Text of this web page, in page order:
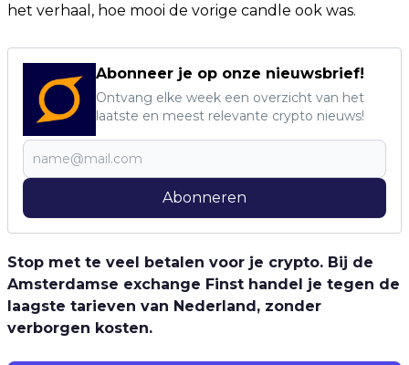
het verhaal, hoe mooi de vorige candle ook was.
Abonneer je op onze nieuwsbrief!
Ontvang elke week een overzicht van het
laatste en meest relevante crypto nieuws!
Abonneren
Stop met te veel betalen voor je crypto. Bij de
Amsterdamse exchange Finst handel je tegen de
laagste tarieven van Nederland, zonder
verborgen kosten.